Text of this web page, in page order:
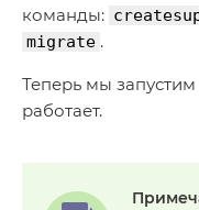
команды:
migrate .
Теперь мы запустим
работает.